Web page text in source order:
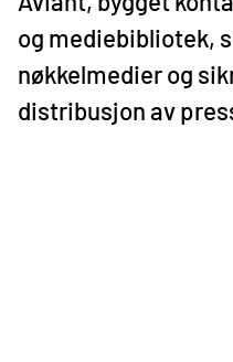
og mediebibliotek,
nøkkelmedier og
distribusjon av